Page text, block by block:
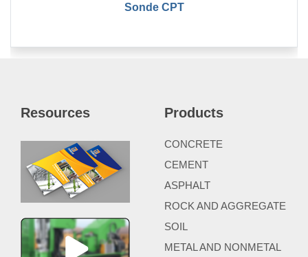
Sonde CPT
Resources Products
CONCRETE
CEMENT
ASPHALT
ROCK AND AGGREGATE
SOIL
METAL AND NONMETAL